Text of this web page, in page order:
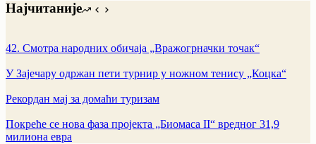
Најчитаније
42. Смотра народних обичаја „Вражогрначки точак“
У Зајечару одржан пети турнир у ножном тенису „Коцка“
Рекордан мај за домаћи туризам
Покреће се нова фаза пројекта „Биомаса II“ вредног 31,9
милиона евра